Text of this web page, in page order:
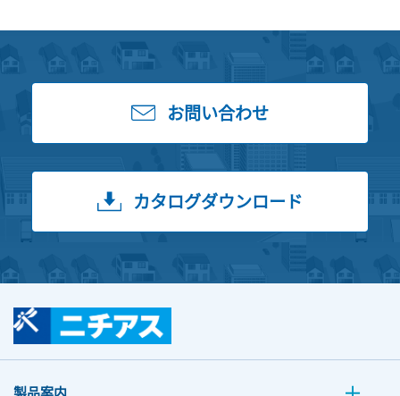
お問い合わせ
カタログダウンロード
製品案内